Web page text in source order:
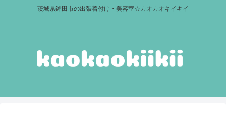
茨城県鉾田市の出張着付け・美容室☆カオカオキイキイ